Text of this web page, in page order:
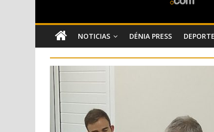
NOTICIAS DÉNIA PRESS